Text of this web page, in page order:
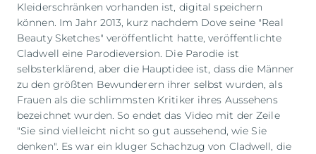
Kleiderschränken vorhanden ist, digital speichern
können. Im Jahr 2013, kurz nachdem Dove seine "Real
Beauty Sketches" veröffentlicht hatte, veröffentlichte
Cladwell eine Parodieversion. Die Parodie ist
selbsterklärend, aber die Hauptidee ist, dass die Männer
zu den größten Bewunderern ihrer selbst wurden, als
Frauen als die schlimmsten Kritiker ihres Aussehens
bezeichnet wurden. So endet das Video mit der Zeile
"Sie sind vielleicht nicht so gut aussehend, wie Sie
denken". Es war ein kluger Schachzug von Cladwell, die